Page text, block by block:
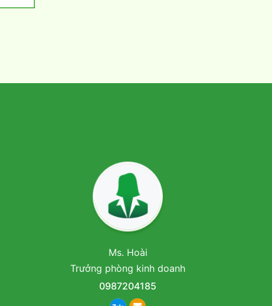
Ms. Hoài
Trưởng phòng kinh doanh
0987204185